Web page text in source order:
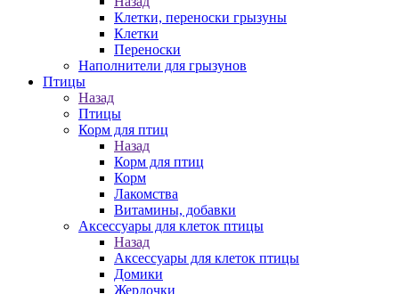
Клетки, переноски грызуны
Клетки
Переноски
Наполнители для грызунов
Птицы
Назад
Птицы
Корм для птиц
Назад
Корм для птиц
Корм
Лакомства
Витамины, добавки
Аксессуары для клеток птицы
Назад
Аксессуары для клеток птицы
Домики
Жердочки